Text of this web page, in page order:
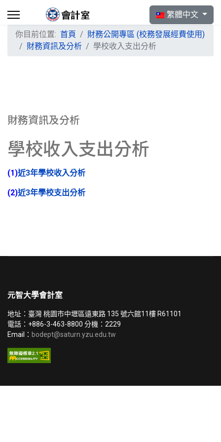
選擇你的語言
繁體中文
你目前位置: 首頁
財務公開專區 (校務發展經費使用)
財務資訊及分析
學校收入支出分析
財務資訊及分析
學校收入支出分析
(1)近3年學校收入分析
(2)近3年學校支出分析
元智大學會計室
地址：臺灣 桃園市中壢區遠東路 135 號六館11樓 R61101
電話：+886-3-463-8800 分機：2229
Email： bodept@saturn.yzu.edu.tw